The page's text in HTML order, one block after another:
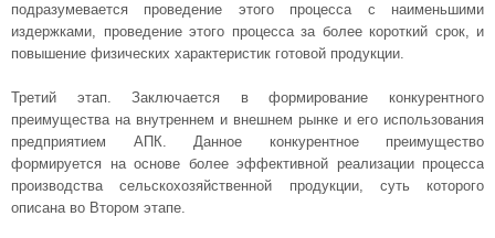
подразумевается проведение этого процесса с наименьшими
издержками, проведение этого процесса за более короткий срок, и
повышение физических характеристик готовой продукции.
Третий этап. Заключается в формирование конкурентного
преимущества на внутреннем и внешнем рынке и его использования
предприятием АПК. Данное конкурентное преимущество
формируется на основе более эффективной реализации процесса
производства сельскохозяйственной продукции, суть которого
описана во Втором этапе.